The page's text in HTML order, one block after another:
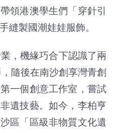
領港澳學生們「穿針引
縫製國潮娃娃服飾。
，機緣巧合下認識了兩
隨後在南沙創享灣青創
一個創意工作室，嘗試
遺技藝。如今，李柏亨
區「區級非物質文化遺